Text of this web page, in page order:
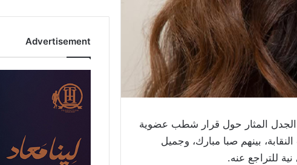
الجدل المثار حول قرار شطب عضوية
عضوية 21 فناناً من سجلات النقابة، بينهم صبا مبارك، وجميل
للتراجع عنه.
Advertisement